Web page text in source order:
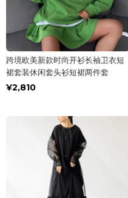
跨境欧美新款时尚开衫长袖卫衣短
裙套装休闲套头衫短裙两件套
¥2,810